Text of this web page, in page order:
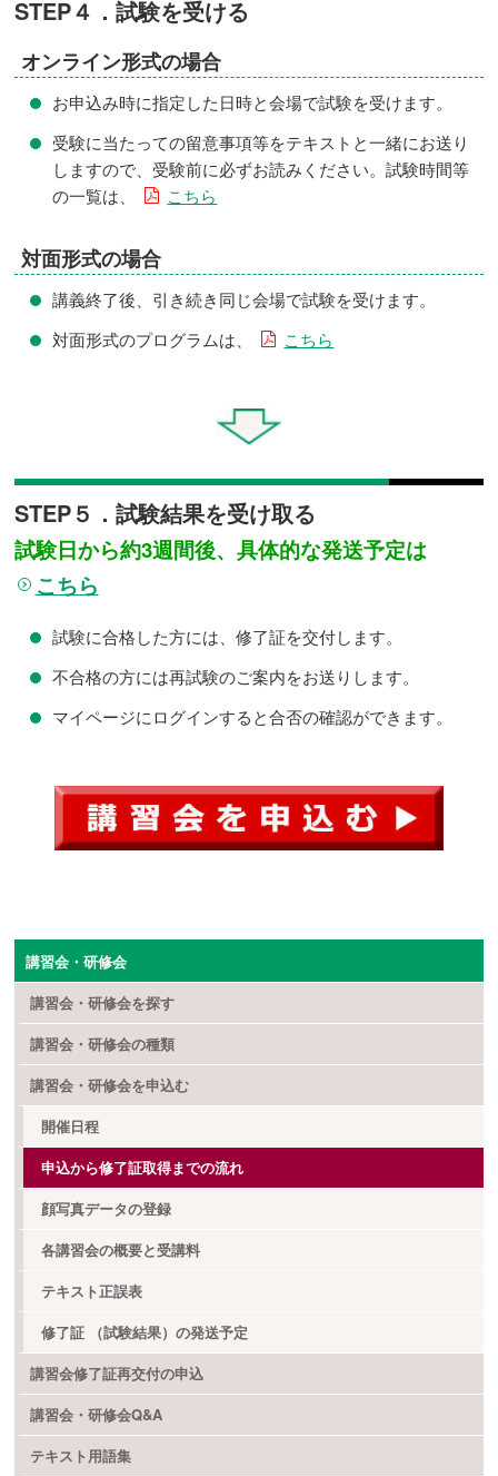
STEP４．試験を受ける
オンライン形式の場合
お申込み時に指定した日時と会場で試験を受けます。
受験に当たっての留意事項等をテキストと一緒にお送り
しますので、受験前に必ずお読みください。試験時間等
の一覧は、
こちら
対面形式の場合
講義終了後、引き続き同じ会場で試験を受けます。
対面形式のプログラムは、
こちら
STEP５．試験結果を受け取る
試験日から約3週間後、具体的な発送予定は
こちら
試験に合格した方には、修了証を交付します。
不合格の方には再試験のご案内をお送りします。
マイページにログインすると合否の確認ができます。
講習会・研修会
講習会・研修会を探す
講習会・研修会の種類
講習会・研修会を申込む
開催日程
申込から修了証取得までの流れ
顔写真データの登録
各講習会の概要と受講料
テキスト正誤表
修了証 （試験結果）の発送予定
講習会修了証再交付の申込
講習会・研修会Q&A
テキスト用語集